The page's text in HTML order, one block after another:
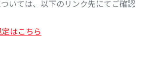
いては、以下のリンク先にてご確認
はこちら